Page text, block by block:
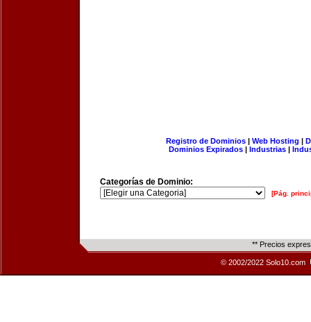
Registro de Dominios| Web Hosting |
Dominios Expirados | Industrias |
Categorías de Dominio:
[Pág.
** Precios
© 2002/2022 Solo10.com